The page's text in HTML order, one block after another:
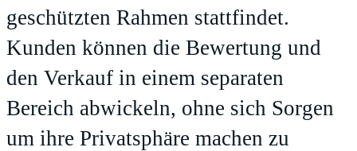
geschützten Rahmen stattfindet.
Kunden können die Bewertung und
den Verkauf in einem separaten
Bereich abwickeln, ohne sich Sorgen
um ihre Privatsphäre machen zu